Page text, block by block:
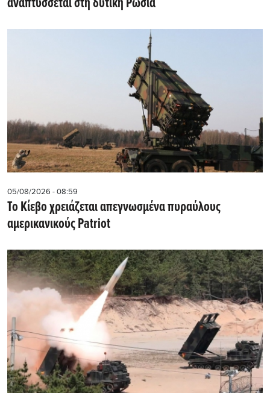
05/08/2026 - 08:59
Το Κίεβο χρειάζεται απεγνωσμένα πυραύλους
αμερικανικούς Patriot